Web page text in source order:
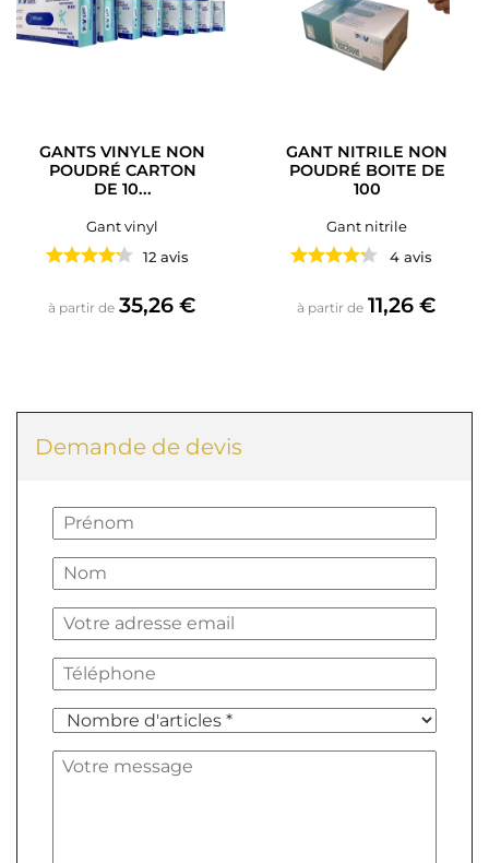
GANTS VINYLE NON
POUDRÉ CARTON
DE 10...
Gant vinyl
12 avis
à partir de Prix
35,26 €
GANT NITRILE NON
POUDRÉ BOITE DE
100
Gant nitrile
4 avis
à partir de Prix
11,26 €
Demande de devis